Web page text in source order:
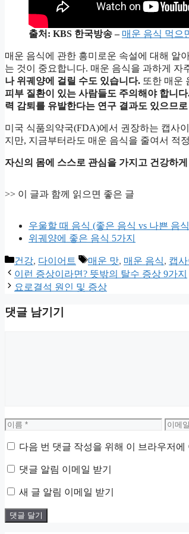
출처: KBS 한국방송 – 매운 음식 먹으
매운 음식에 관한 흥미로운 속설에 대해 알
는 것이 중요합니다. 매운 음식을 과하게 자
나 위궤양에 걸릴 수도 있습니다. 또한 매운
피부 질환이 있는 사람들도 주의해야 합니
력 감퇴를 유발한다는 연구 결과도 있으므
미국 식품의약국(FDA)에서 권장하는 캡사
지만, 지금부터라도 매운 음식을 줄여서 적
자신의 몸에 스스로 관심을 가지고 건강하
>> 이 글과 함께 읽으면 좋은 글
우울할 때 음식 (좋은 음식 vs 나쁜 음식
위궤양에 좋은 음식 5가지
카
테
고
건강, 다이어트
태
그
매운 맛, 매운 음식, 캡
이런 증상이라면? 뜻밖의 탈수 증상 9가지
요로결석 원인 및 증상
댓글 남기기
이
이
일
다음 번 댓글 작성을 위해 이 브라우저
댓글 알림 이메일 받기
새 글 알림 이메일 받기